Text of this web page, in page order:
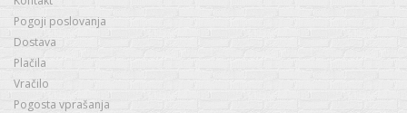
Pogoji poslovanja
Dostava
Plačila
Vračilo
Pogosta vprašanja